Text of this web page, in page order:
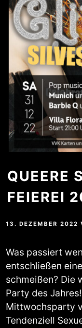
QUEERE
FEIEREI
13. DEZEMBER 2022
Was passiert
entschließen
schmeißen? Die
Party des
Mittwochsparty
Tendenziell